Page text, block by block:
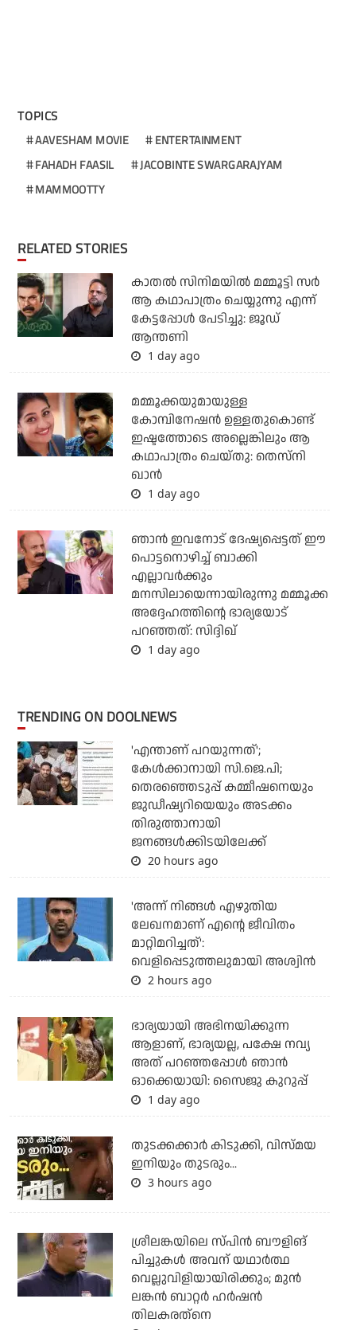
TOPICS
AAVESHAM MOVIE
ENTERTAINMENT
FAHADH FAASIL
JACOBINTE SWARGARAJYAM
MAMMOOTTY
RELATED STORIES
കാതൽ സിനിമയിൽ മമ്മൂട്ടി സർ
ആ കഥാപാത്രം ചെയ്യുന്നു എന്ന്
കേട്ടപ്പോൾ പേടിച്ചു: ജൂഡ്
ആന്തണി
1 day ago
മമ്മൂക്കയുമായുള്ള
കോമ്പിനേഷൻ ഉള്ളതുകൊണ്ട്
ഇഷ്ടത്തോടെ അല്ലെങ്കിലും ആ
കഥാപാത്രം ചെയ്തു: തെസ്നി
ഖാൻ
1 day ago
ഞാന്‍ ഇവനോട് ദേഷ്യപ്പെട്ടത് ഈ
പൊട്ടനൊഴിച്ച് ബാക്കി
എല്ലാവര്‍ക്കും
മനസിലായെന്നായിരുന്നു മമ്മൂക്ക
അദ്ദേഹത്തിന്റെ ഭാര്യയോട്
പറഞ്ഞത്: സിദ്ദിഖ്
1 day ago
TRENDING ON DOOLNEWS
'എന്താണ് പറയുന്നത്';
കേള്‍ക്കാനായി സി.ജെ.പി;
തെരഞ്ഞെടുപ്പ് കമ്മീഷനെയും
ജുഡീഷ്യറിയെയും അടക്കം
തിരുത്താനായി
ജനങ്ങള്‍ക്കിടയിലേക്ക്
20 hours ago
'അന്ന് നിങ്ങള്‍ എഴുതിയ
ലേഖനമാണ് എന്റെ ജീവിതം
മാറ്റിമറിച്ചത്':
വെളിപ്പെടുത്തലുമായി അശ്വിന്‍
2 hours ago
ഭാര്യയായി അഭിനയിക്കുന്ന
ആളാണ്, ഭാര്യയല്ല, പക്ഷേ നവ്യ
അത് പറഞ്ഞപ്പോള്‍ ഞാന്‍
ഓക്കെയായി: സൈജു കുറുപ്പ്
1 day ago
തുടക്കക്കാര്‍ കിടുക്കി, വിസ്മയ
ഇനിയും തുടരും...
3 hours ago
ശ്രീലങ്കയിലെ സ്പിന്‍ ബൗളിങ്
പിച്ചുകള്‍ അവന് യഥാര്‍ത്ഥ
വെല്ലുവിളിയായിരിക്കും; മുന്‍
ലങ്കന്‍ ബാറ്റര്‍ ഹര്‍ഷന്‍
തിലകരത്‌നെ